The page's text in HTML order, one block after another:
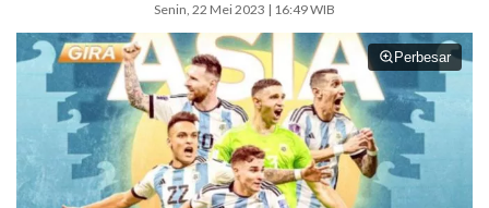
Senin, 22 Mei 2023 | 16:49 WIB
Perbesar